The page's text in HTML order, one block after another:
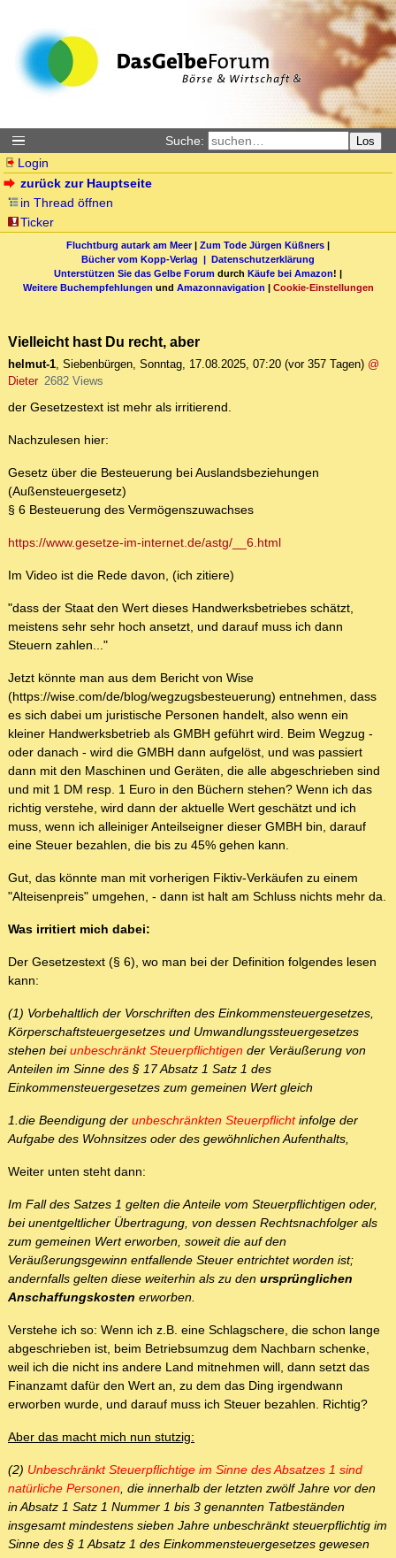
Suche: Los
Login
zurück zur Hauptseite
in Thread öffnen
Ticker
Fluchtburg autark am Meer| Zum Tode Jürgen Küßners |
Bücher vom Kopp-Verlag | Datenschutzerklärung
Unterstützen Sie das Gelbe Forum durch Käufe bei Amazon! |
Weitere Buchempfehlungen und Amazonnavigation | Cookie-Einstellungen
Vielleicht hast Du recht, aber
helmut-1, Siebenbürgen, Sonntag, 17.08.2025, 07:20 (vor 357 Tagen) @
Dieter 2682 Views
der Gesetzestext ist mehr als irritierend.
Nachzulesen hier:
Gesetz über die Besteuerung bei Auslandsbeziehungen
(Außensteuergesetz)
§ 6 Besteuerung des Vermögenszuwachses
https://www.gesetze-im-internet.de/astg/__6.html
Im Video ist die Rede davon, (ich zitiere)
"dass der Staat den Wert dieses Handwerksbetriebes schätzt,
meistens sehr sehr hoch ansetzt, und darauf muss ich dann
Steuern zahlen..."
Jetzt könnte man aus dem Bericht von Wise
(https://wise.com/de/blog/wegzugsbesteuerung) entnehmen, dass
es sich dabei um juristische Personen handelt, also wenn ein
kleiner Handwerksbetrieb als GMBH geführt wird. Beim Wegzug -
oder danach - wird die GMBH dann aufgelöst, und was passiert
dann mit den Maschinen und Geräten, die alle abgeschrieben sind
und mit 1 DM resp. 1 Euro in den Büchern stehen? Wenn ich das
richtig verstehe, wird dann der aktuelle Wert geschätzt und ich
muss, wenn ich alleiniger Anteilseigner dieser GMBH bin, darauf
eine Steuer bezahlen, die bis zu 45% gehen kann.
Gut, das könnte man mit vorherigen Fiktiv-Verkäufen zu einem
"Alteisenpreis" umgehen, - dann ist halt am Schluss nichts mehr da.
Was irritiert mich dabei:
Der Gesetzestext (§ 6), wo man bei der Definition folgendes lesen
kann:
(1) Vorbehaltlich der Vorschriften des Einkommensteuergesetzes,
Körperschaftsteuergesetzes und Umwandlungssteuergesetzes
stehen beiunbeschränkt Steuerpflichtigen der Veräußerung von
Anteilen im Sinne des § 17 Absatz 1 Satz 1 des
Einkommensteuergesetzes zum gemeinen Wert gleich
1.die Beendigung der unbeschränkten Steuerpflichtinfolge der
Aufgabe des Wohnsitzes oder des gewöhnlichen Aufenthalts,
Weiter unten steht dann:
Im Fall des Satzes 1 gelten die Anteile vom Steuerpflichtigen oder,
bei unentgeltlicher Übertragung, von dessen Rechtsnachfolger als
zum gemeinen Wert erworben, soweit die auf den
Veräußerungsgewinn entfallende Steuer entrichtet worden ist;
andernfalls gelten diese weiterhin als zu den ursprünglichen
Anschaffungskosten erworben.
Verstehe ich so: Wenn ich z.B. eine Schlagschere, die schon lange
abgeschrieben ist, beim Betriebsumzug dem Nachbarn schenke,
weil ich die nicht ins andere Land mitnehmen will, dann setzt das
Finanzamt dafür den Wert an, zu dem das Ding irgendwann
erworben wurde, und darauf muss ich Steuer bezahlen. Richtig?
Aber das macht mich nun stutzig:
(2) Unbeschränkt Steuerpflichtige im Sinne des Absatzes 1 sind
natürliche Personen, die innerhalb der letzten zwölf Jahre vor den
in Absatz 1 Satz 1 Nummer 1 bis 3 genannten Tatbeständen
insgesamt mindestens sieben Jahre unbeschränkt steuerpflichtig im
Sinne des § 1 Absatz 1 des Einkommensteuergesetzes gewesen